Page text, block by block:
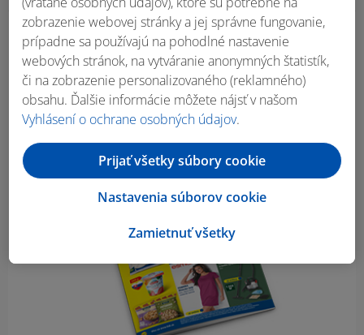
Obsah bočného panela
zobrazenie webovej stránky a jej správne fungovanie,
prípadne sa používajú na pohodlné nastavenie
webových stránok, na vytváranie anonymných štatistík,
či na zobrazenie personalizovaného (reklamného)
obsahu. Ďalšie informácie môžete nájsť v našom
Vyhlásení o ochrane osobných údajov.
Zamietnuť všetky
Nastavenia súborov cookie
Prijať všetky súbory cookie